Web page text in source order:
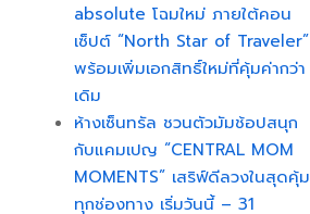
absolute โฉมใหม่ ภายใต้คอน
เซ็ปต์ “North Star of Traveler”
พร้อมเพิ่มเอกสิทธิ์ใหม่ที่คุ้มค่ากว่า
เดิม
ห้างเซ็นทรัล ชวนตัวมัมช้อปสนุก
กับแคมเปญ “CENTRAL MOM
MOMENTS” เสริฟ์ดีลวงในสุดคุ้ม
ทุกช่องทาง เริ่มวันนี้ – 31